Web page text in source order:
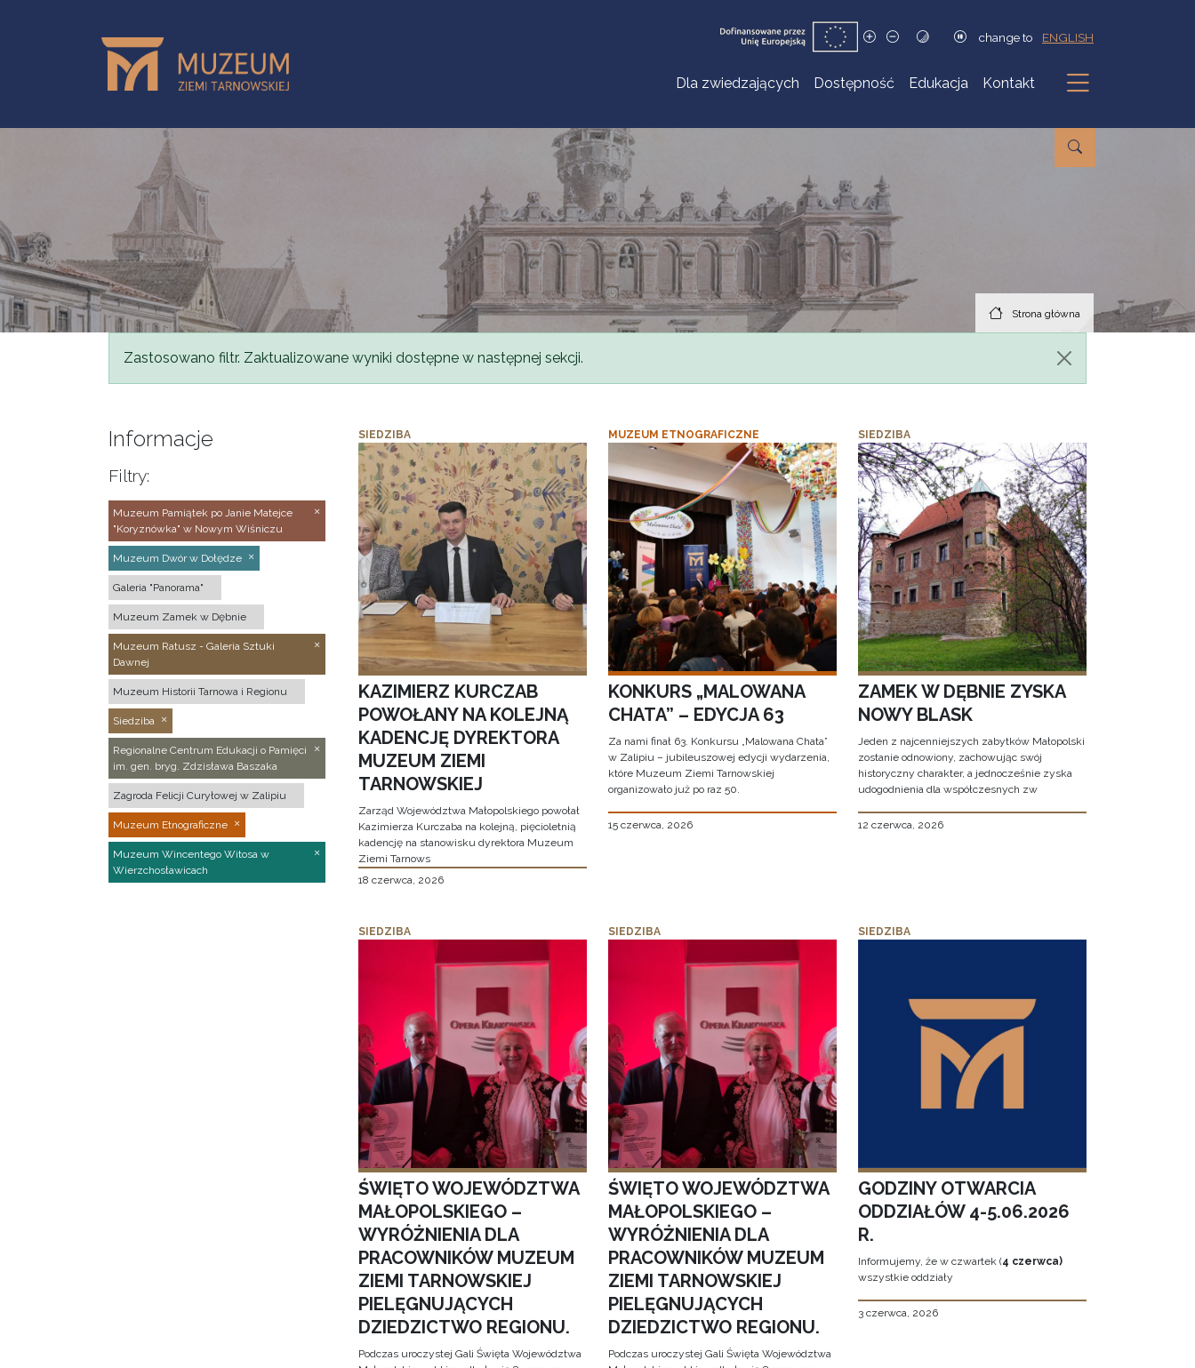
change to ENGLISH
Dla zwiedzających Dostępność Edukacja Kontakt
Podmenu
Strona główna
Komunikat
Zastosowano filtr. Zaktualizowane wyniki dostępne w następnej sekcji.
Informacje
Filtry:
Muzeum Pamiątek po Janie Matejce
"Koryznówka" w Nowym Wiśniczu
Muzeum Dwór w Dołędze
Galeria "Panorama"
Muzeum Zamek w Dębnie
Muzeum Ratusz - Galeria Sztuki
Dawnej
Muzeum Historii Tarnowa i Regionu
Siedziba
Regionalne Centrum Edukacji o Pamięci
im. gen. bryg. Zdzisława Baszaka
Zagroda Felicji Curyłowej w Zalipiu
Muzeum Etnograficzne
Muzeum Wincentego Witosa w
Wierzchosławicach
SIEDZIBA
KAZIMIERZ KURCZAB
POWOŁANY NA KOLEJNĄ
KADENCJĘ DYREKTORA
MUZEUM ZIEMI
TARNOWSKIEJ
Zarząd Województwa Małopolskiego powołał
Kazimierza Kurczaba na kolejną, pięcioletnią
kadencję na stanowisku dyrektora Muzeum
Ziemi Tarnows
18 czerwca, 2026
MUZEUM ETNOGRAFICZNE
KONKURS „MALOWANA
CHATA” – EDYCJA 63
Za nami finał 63. Konkursu „Malowana Chata”
w Zalipiu – jubileuszowej edycji wydarzenia,
które Muzeum Ziemi Tarnowskiej
organizowało już po raz 50.
15 czerwca, 2026
SIEDZIBA
ZAMEK W DĘBNIE ZYSKA
NOWY BLASK
Jeden z najcenniejszych zabytków Małopolski
zostanie odnowiony, zachowując swój
historyczny charakter, a jednocześnie zyska
udogodnienia dla współczesnych zw
12 czerwca, 2026
SIEDZIBA
ŚWIĘTO WOJEWÓDZTWA
MAŁOPOLSKIEGO –
WYRÓŻNIENIA DLA
PRACOWNIKÓW MUZEUM
ZIEMI TARNOWSKIEJ
PIELĘGNUJĄCYCH
DZIEDZICTWO REGIONU.
Podczas uroczystej Gali Święta Województwa
SIEDZIBA
ŚWIĘTO WOJEWÓDZTWA
MAŁOPOLSKIEGO –
WYRÓŻNIENIA DLA
PRACOWNIKÓW MUZEUM
ZIEMI TARNOWSKIEJ
PIELĘGNUJĄCYCH
DZIEDZICTWO REGIONU.
Podczas uroczystej Gali Święta Województwa
SIEDZIBA
GODZINY OTWARCIA
ODDZIAŁÓW 4-5.06.2026
R.
Informujemy, że w czwartek (4 czerwca)
wszystkie oddziały
3 czerwca, 2026